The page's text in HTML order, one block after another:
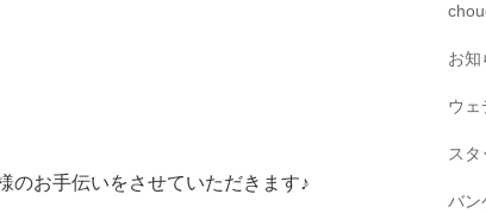
のお手伝いをさせていただきます♪
お知
ウェ
ス
バン